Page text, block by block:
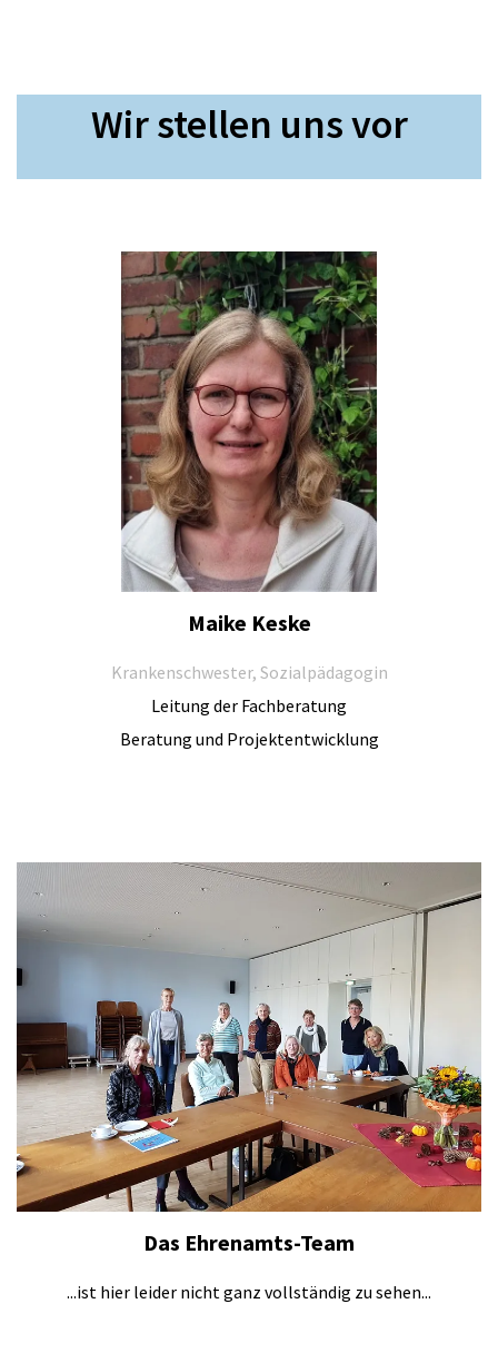
Wir stellen uns vor
Maike Keske
Krankenschwester, Sozialpädagogin
Leitung der Fachberatung
Beratung und Projektentwicklung
Das Ehrenamts-Team
...ist hier leider nicht ganz vollständig zu sehen...